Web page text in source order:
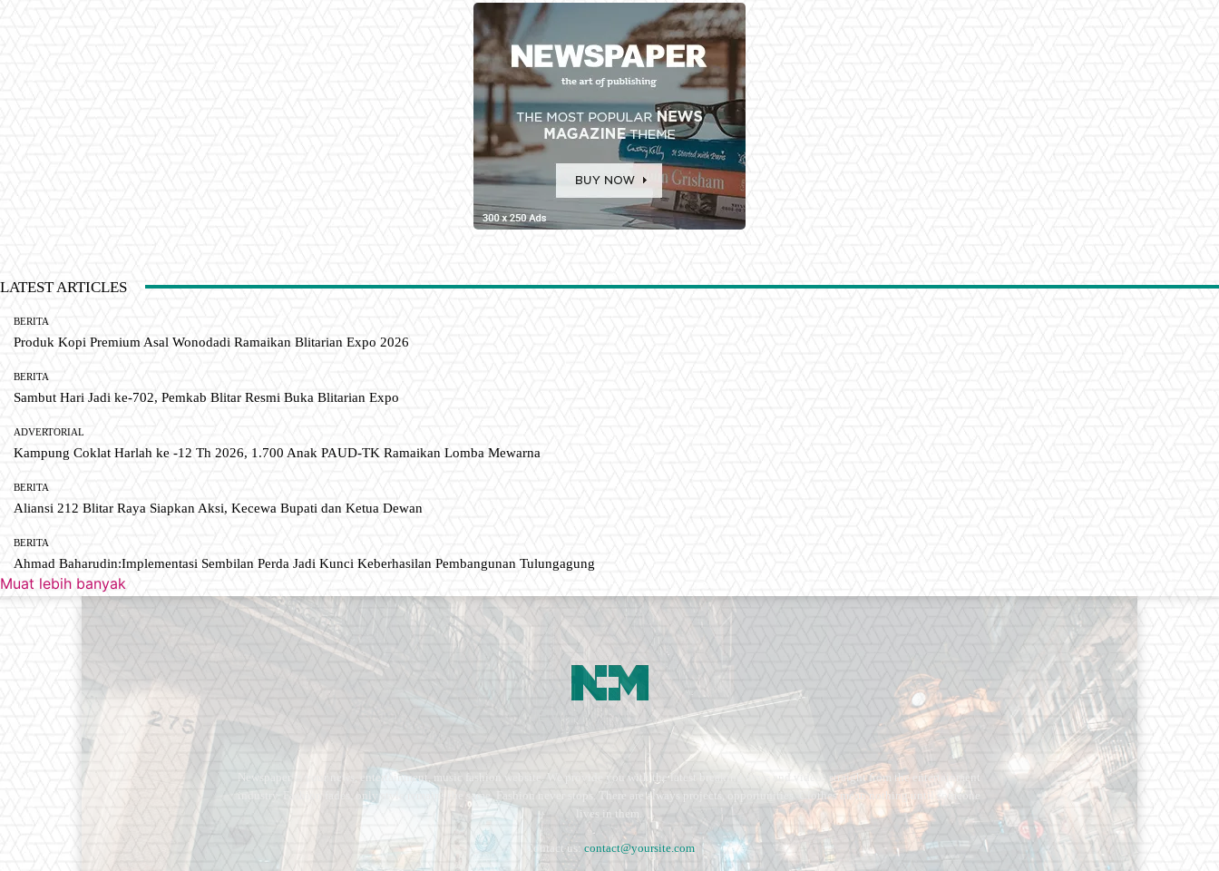
LATEST ARTICLES
BERITA
Produk Kopi Premium Asal Wonodadi Ramaikan Blitarian Expo 2026
BERITA
Sambut Hari Jadi ke-702, Pemkab Blitar Resmi Buka Blitarian Expo
ADVERTORIAL
Kampung Coklat Harlah ke -12 Th 2026, 1.700 Anak PAUD-TK Ramaikan Lomba Mewarna
BERITA
Aliansi 212 Blitar Raya Siapkan Aksi, Kecewa Bupati dan Ketua Dewan
BERITA
Ahmad Baharudin:Implementasi Sembilan Perda Jadi Kunci Keberhasilan Pembangunan Tulungagung
Muat lebih banyak
Newspaper is your news, entertainment, music fashion website. We provide you with the latest breaking news and videos straight from the entertainment
industry. Fashion fades, only style remains the same. Fashion never stops. There are always projects, opportunities. Clothes mean nothing until someone
lives in them.
Contact us: contact@yoursite.com